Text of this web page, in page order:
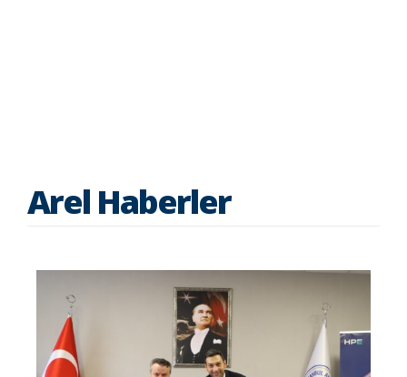
Arel Haberler